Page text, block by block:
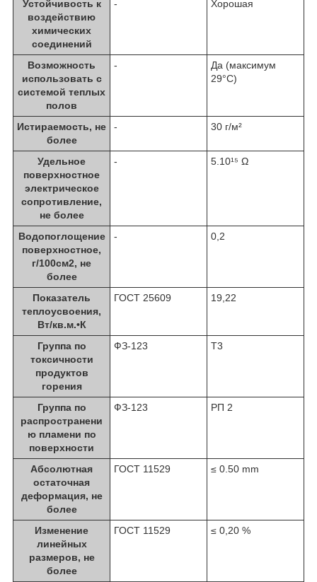
Устойчивость к
воздействию
химических
соединений
- Хорошая
Возможность
использовать с
системой теплых
полов
-
Да (максимум
29°C)
Истираемость, не
более
- 30 г/м²
Удельное
поверхностное
электрическое
cопротивление,
не более
- 5.10¹⁵ Ω
Водопоглощение
поверхностное,
г/100см2, не
более
- 0,2
Показатель
теплоусвоения,
Вт/кв.м.•К
ГОСТ 25609 19,22
Группа по
токсичности
продуктов
горения
ФЗ-123 Т3
Группа по
распространени
ю пламени по
поверхности
ФЗ-123 РП 2
Абсолютная
остаточная
деформация, не
более
ГОСТ 11529 ≤ 0.50 mm
Изменение
линейных
размеров, не
более
ГОСТ 11529 ≤ 0,20 %